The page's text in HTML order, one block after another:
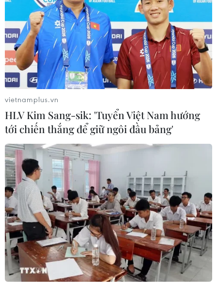
#khe Rào Trường #cá chết
#trang trại nuôi lợn
#xả thải
Quảng Trị
Theo dõi VietnamPlus
TIN LIÊN QUAN
vietnamplus.vn
HLV Kim Sang-sik: 'Tuyển Việt Nam hướng
tới chiến thắng để giữ ngôi đầu bảng'